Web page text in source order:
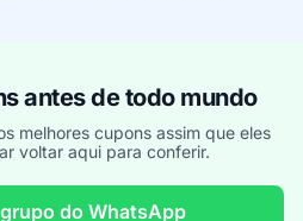
antes de todo mundo
melhores cupons assim que eles
voltar aqui para conferir.
do WhatsApp